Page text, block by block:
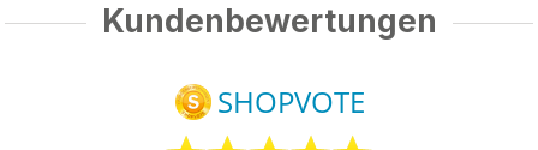
Kundenbewertungen